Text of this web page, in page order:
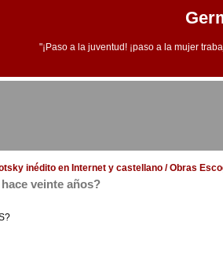
"¡Paso a la juventud! ¡paso a la mujer
inédito en Internet y castellano / Obras
veinte años?